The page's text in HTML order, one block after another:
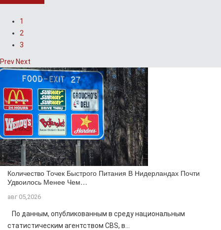
1
2
3
Prev Next
Количество Точек Быстрого Питания В Нидерландах Почти
Удвоилось Менее Чем…
авг 05,2026
По данным, опубликованным в среду национальным
статистическим агентством CBS, в...